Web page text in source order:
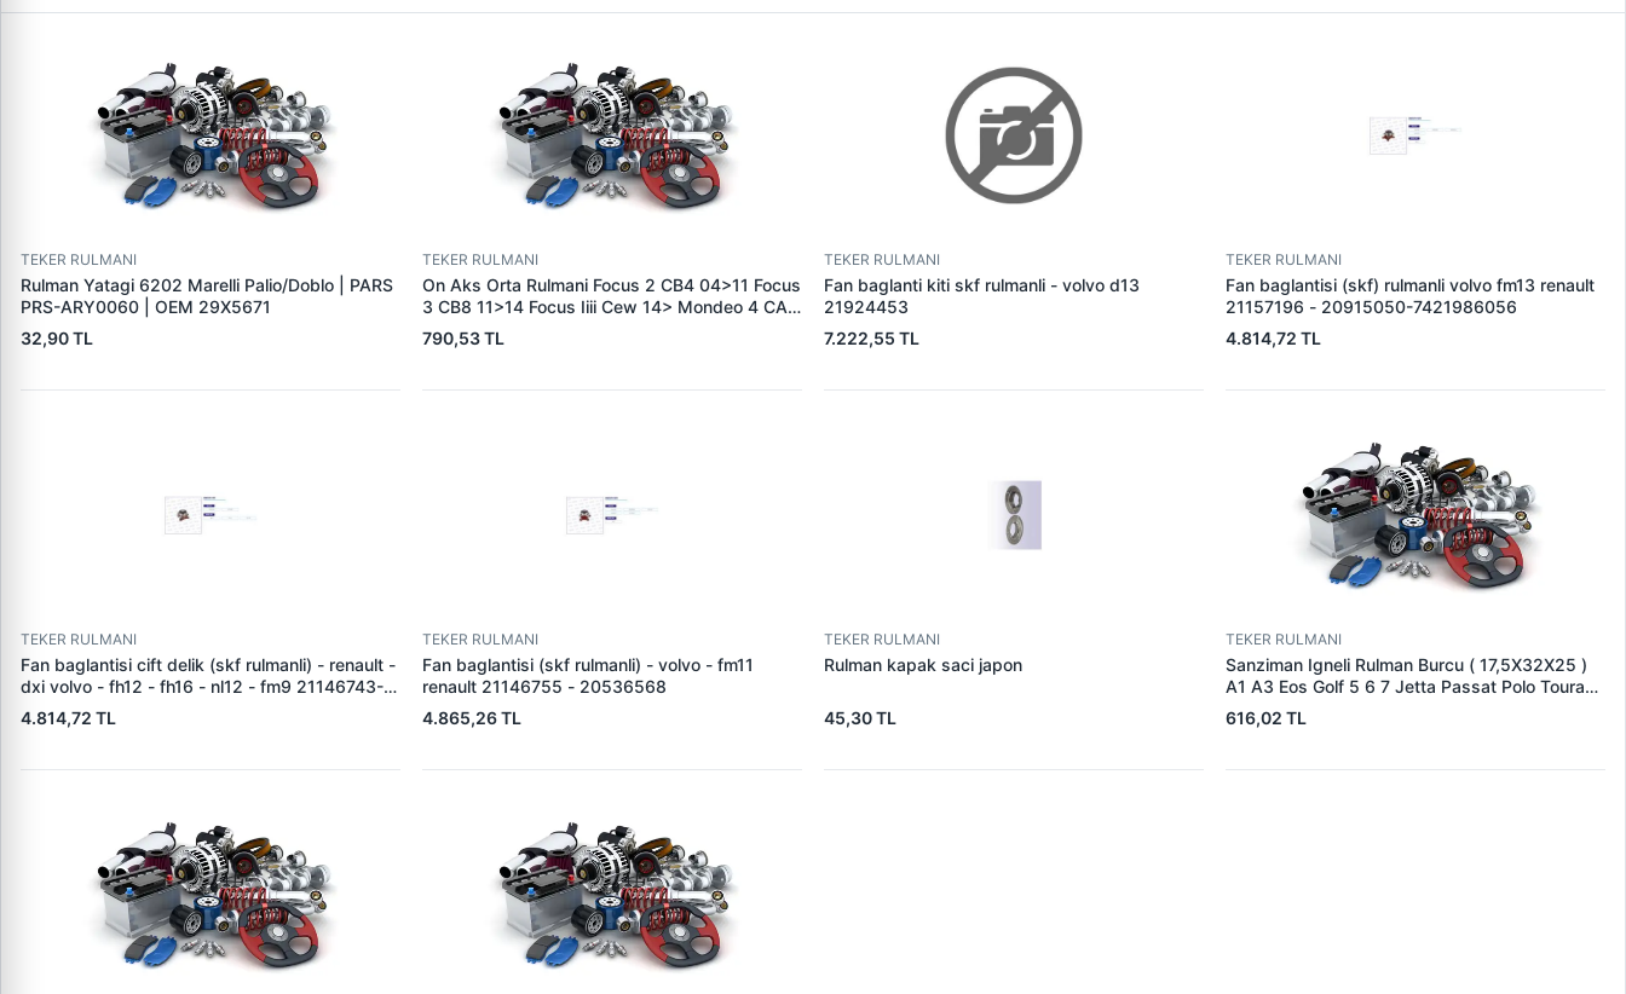
TEKER RULMANI
Rulman Yatagi 6202 Marelli Palio/Doblo | PARS
PRS-ARY0060 | OEM 29X5671
32,90 TL
TEKER RULMANI
On Aks Orta Rulmani Focus 2 CB4 04>11 Focus
3 CB8 11>14 Focus Iiii Cew 14> Mondeo 4 CA2
07>14 Transit V184 TT8 01>06 2.0 125PS Tdci̇
Yeni̇ Connect Chc 1.6 /1.5 Tdci̇ 15> Fiesta Ccn
790,53 TL
TEKER RULMANI
Fan baglanti kiti skf rulmanli - volvo d13
21924453
7.222,55 TL
TEKER RULMANI
Fan baglantisi (skf) rulmanli volvo fm13 renault
21157196 - 20915050-7421986056
4.814,72 TL
TEKER RULMANI
Fan baglantisi cift delik (skf rulmanli) - renault -
dxi volvo - fh12 - fh16 - nl12 - fm9 21146743-
1675786
4.814,72 TL
TEKER RULMANI
Fan baglantisi (skf rulmanli) - volvo - fm11
renault 21146755 - 20536568
4.865,26 TL
TEKER RULMANI
Rulman kapak saci japon
45,30 TL
TEKER RULMANI
Sanziman Igneli Rulman Burcu ( 17,5X32X25 )
A1 A3 Eos Golf 5 6 7 Jetta Passat Polo Touran
Altea Leon Toledo Octavia Rapid Superb Yeti |
SRT 16100230 | OEM 02U311132E
616,02 TL